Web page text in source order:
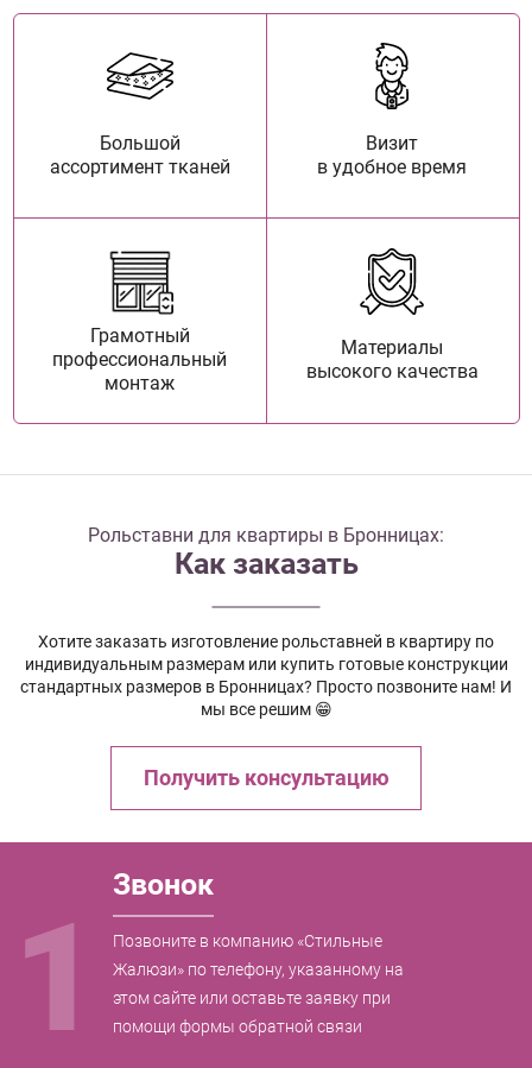
Большой
ассортимент тканей
Визит
в удобное время
Грамотный
профессиональный
монтаж
Материалы
высокого качества
Рольставни для квартиры в Бронницах:
Как заказать
Хотите заказать изготовление рольставней в квартиру по
индивидуальным размерам или купить готовые конструкции
стандартных размеров в Бронницах? Просто позвоните нам! И
мы все решим 😁
Получить консультацию
1
Звонок
Позвоните в компанию «Стильные
Жалюзи» по телефону, указанному на
этом сайте или оставьте заявку при
помощи формы обратной связи